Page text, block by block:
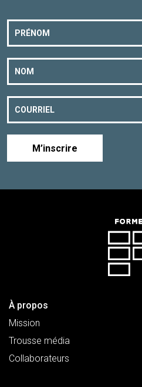
M’inscrire
À propos
Mission
Trousse média
Collaborateurs